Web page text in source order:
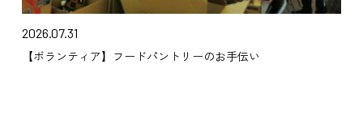
2026.07.31
【ボランティア】フードパントリーのお手伝い